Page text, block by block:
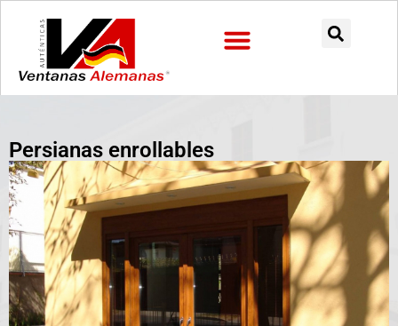
Persianas enrollables